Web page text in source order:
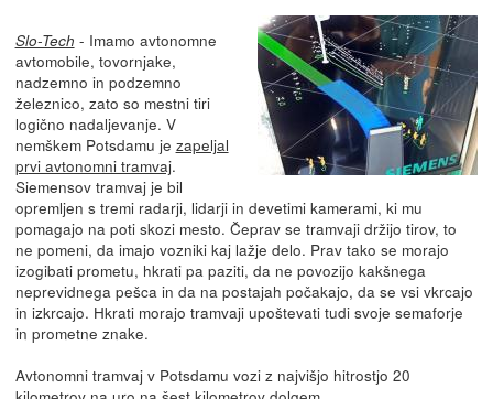
Slo-Tech - Imamo avtonomne
avtomobile, tovornjake,
nadzemno in podzemno
železnico, zato so mestni tiri
logično nadaljevanje. V
nemškem Potsdamu je zapeljal
prvi avtonomni tramvaj.
Siemensov tramvaj je bil
opremljen s tremi radarji, lidarji in devetimi kamerami, ki mu
pomagajo na poti skozi mesto. Čeprav se tramvaji držijo tirov, to
ne pomeni, da imajo vozniki kaj lažje delo. Prav tako se morajo
izogibati prometu, hkrati pa paziti, da ne povozijo kakšnega
neprevidnega pešca in da na postajah počakajo, da se vsi vkrcajo
in izkrcajo. Hkrati morajo tramvaji upoštevati tudi svoje semaforje
in prometne znake.
Avtonomni tramvaj v Potsdamu vozi z najvišjo hitrostjo 20